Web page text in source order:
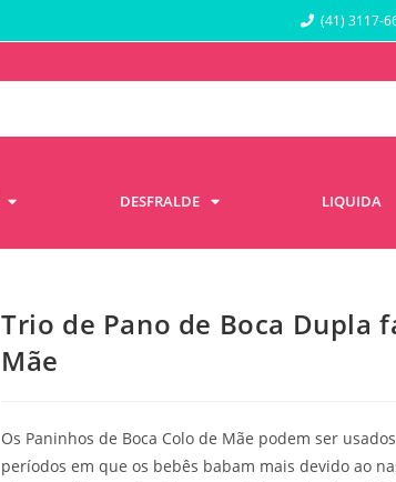
(41) 3117-
DESFRALDE LIQUIDA
Trio de Pano de Boca Dupla
Mãe
Os Paninhos de Boca Colo de Mãe podem ser
períodos em que os bebês babam mais devido ao